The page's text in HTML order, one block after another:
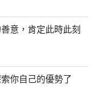
意，肯定此時此刻
你自己的優勢了